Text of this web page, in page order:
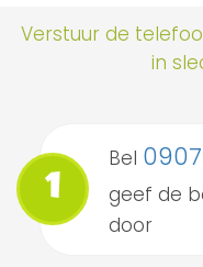
Verstuur de
in
1
Bel
geef de
door